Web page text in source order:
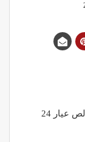
2- وزن الأونصة 31.1035 غرام من الذهب الخالص عيار 24